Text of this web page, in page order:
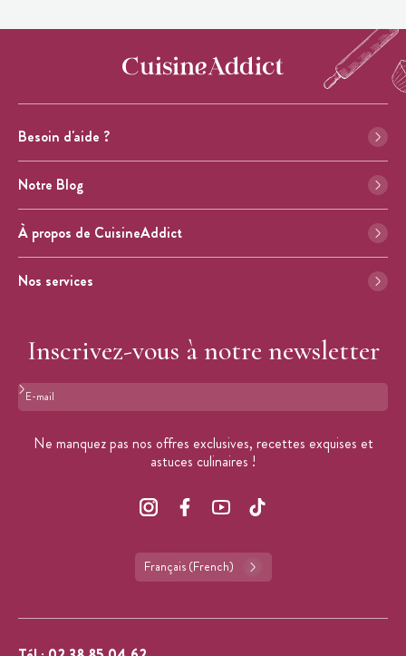
Besoin d'aide ?
Notre Blog
À propos de CuisineAddict
Nos services
Inscrivez-vous à notre newsletter
Format : adresse@email.com
Ne manquez pas nos offres exclusives, recettes exquises et
astuces culinaires !
Français (French)